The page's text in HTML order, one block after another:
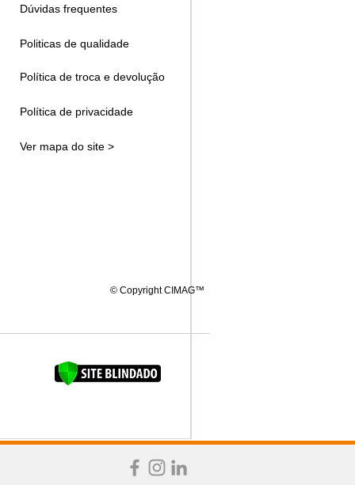
Dúvidas frequentes
Politicas de qualidade
Política de troca e devolução
Política de privacidade
Ver mapa do site >
© Copyright CIMAG™